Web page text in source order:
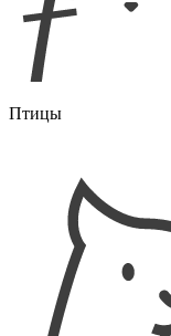
Птицы